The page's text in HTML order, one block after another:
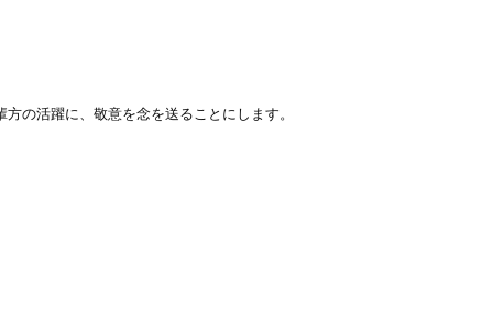
の活躍に、敬意を念を送ることにします。